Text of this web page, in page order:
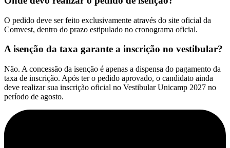
O pedido deve ser feito exclusivamente através do site oficial da
Comvest, dentro do prazo estipulado no cronograma oficial.
A isenção da taxa garante a inscrição no vestibular?
Não. A concessão da isenção é apenas a dispensa do pagamento da
taxa de inscrição. Após ter o pedido aprovado, o candidato ainda
deve realizar sua inscrição oficial no Vestibular Unicamp 2027 no
período de agosto.